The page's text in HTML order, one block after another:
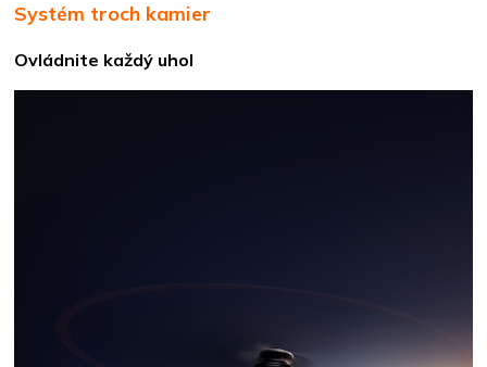
Systém troch kamier
Ovládnite každý uhol